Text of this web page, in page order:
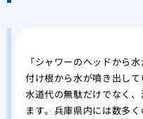
「シャワーのヘッドから
付け根から水が噴き出し
水道代の無駄だけでなく
ます。兵庫県内には数多